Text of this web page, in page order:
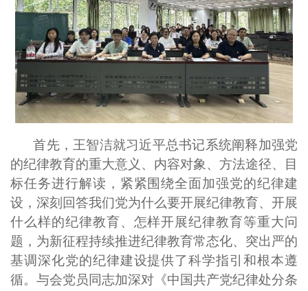
首先， 王智洁就习近平总书记系统阐释加强党
的纪律教育的重大意义、内容对象、方法途径、目
标任务进行解读，紧紧围绕全面加强党的纪律建
设，深刻回答我们党为什么要开展纪律教育、开展
什么样的纪律教育、怎样开展纪律教育等重大问
题，为新征程持续推进纪律教育常态化、突出严的
基调深化党的纪律建设提供了科学指引和根本遵
循。与会党员同志加深对《中国共产党纪律处分条